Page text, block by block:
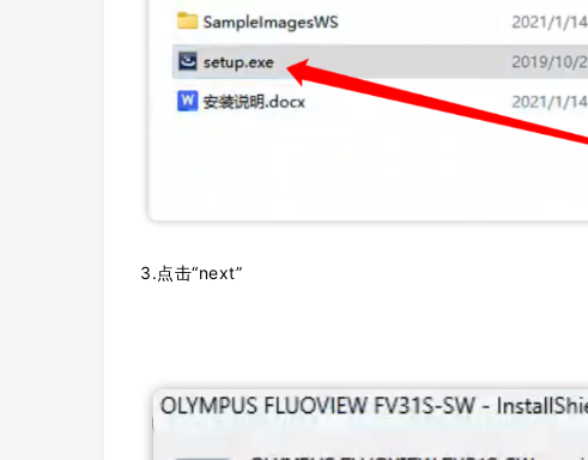
3.点击“next”